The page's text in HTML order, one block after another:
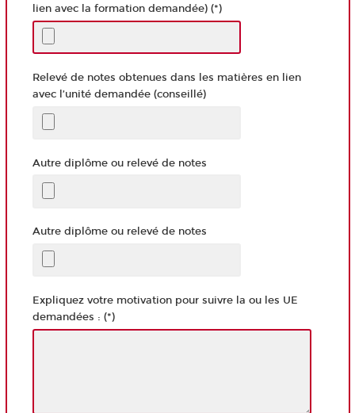
lien avec la formation demandée) (*)
Relevé de notes obtenues dans les matières en lien
avec l’unité demandée (conseillé)
Autre diplôme ou relevé de notes
Autre diplôme ou relevé de notes
Expliquez votre motivation pour suivre la ou les UE
demandées : (*)